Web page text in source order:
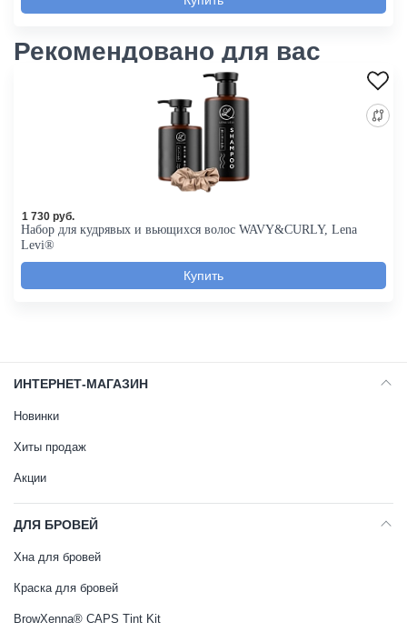
Рекомендовано для вас
Набор для кудрявых и вьющихся волос WAVY&CURLY, Lena
Levi®
1 730 руб.
ИНТЕРНЕТ-МАГАЗИН
Новинки
Хиты продаж
Акции
ДЛЯ БРОВЕЙ
Хна для бровей
Краска для бровей
BrowXenna® CAPS Tint Kit